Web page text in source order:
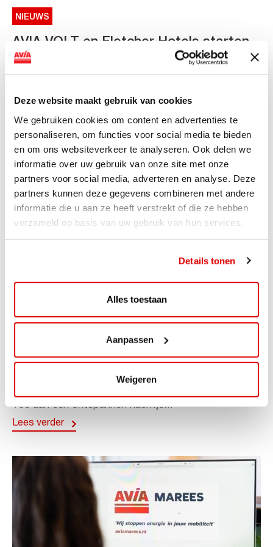
Deze website maakt gebruik van cookies
We gebruiken cookies om content en advertenties te
personaliseren, om functies voor social media te bieden
en om ons websiteverkeer te analyseren. Ook delen we
informatie over uw gebruik van onze site met onze
partners voor social media, adverteren en analyse. Deze
partners kunnen deze gegevens combineren met andere
informatie die u aan ze heeft verstrekt of die ze hebben
verzameld op basis van uw gebruik van hun services.
Details tonen
Alles toestaan
Aanpassen
Weigeren
NIEUWS
AVIA VOLT en Fletcher Hotels starten
landelijke uitrol van DC-
snellaadinfrastructuur
AVIA VOLT en Fletcher Hotels starten landelijke uitrol
Lees verder
ACTIE
ViaLuxury Hotels
Toe aan een ontspannen nachtje...
Lees verder